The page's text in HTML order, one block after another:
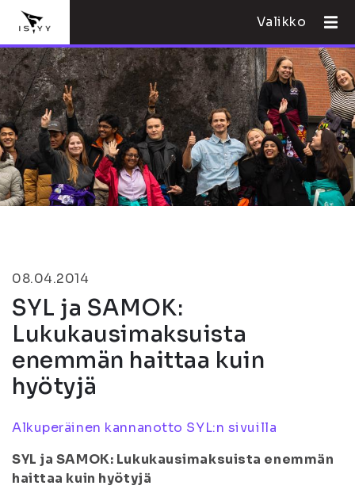
Valikko
08.04.2014
SYL ja SAMOK:
Lukukausimaksuista
enemmän haittaa kuin
hyötyjä
Alkuperäinen kannanotto SYL:n sivuilla
SYL ja SAMOK: Lukukausimaksuista enemmän
haittaa kuin hyötyjä